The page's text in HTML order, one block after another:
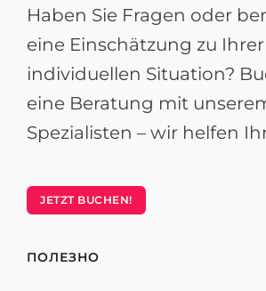
Haben Sie Fragen oder
eine Einschätzung zu Ihrer
individuellen Situation?
eine Beratung mit
Spezialisten – wir helfen
JETZT BUCHEN!
ПОЛЕЗНО